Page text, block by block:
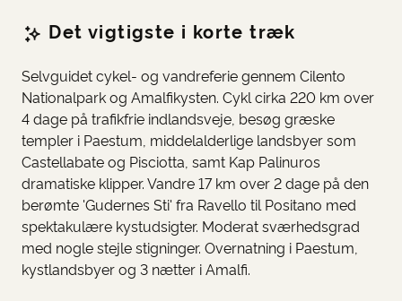
Det vigtigste i korte træk
Selvguidet cykel- og vandreferie gennem Cilento
Nationalpark og Amalfikysten. Cykl cirka 220 km over
4 dage på trafikfrie indlandsveje, besøg græske
templer i Paestum, middelalderlige landsbyer som
Castellabate og Pisciotta, samt Kap Palinuros
dramatiske klipper. Vandre 17 km over 2 dage på den
berømte 'Gudernes Sti' fra Ravello til Positano med
spektakulære kystudsigter. Moderat sværhedsgrad
med nogle stejle stigninger. Overnatning i Paestum,
kystlandsbyer og 3 nætter i Amalfi.